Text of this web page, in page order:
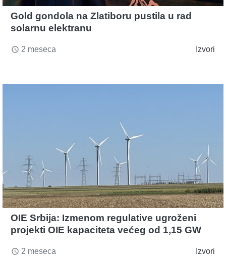
Gold gondola na Zlatiboru pustila u rad
solarnu elektranu
access_time 2 meseca Izvori
OIE Srbija: Izmenom regulative ugroženi
projekti OIE kapaciteta većeg od 1,15 GW
access_time 2 meseca Izvori